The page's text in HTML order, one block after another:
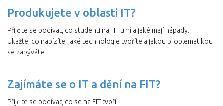
Produkujete v oblasti IT?
Přijďte se podívat, co studenti na FIT umí a jaké mají nápady.
Ukažte, co nabízíte, jaké technologie tvoříte a jakou problematikou
se zabýváte.
Zajímáte se o IT a dění na FIT?
Přijďte se podívat, co se na FIT tvoří.